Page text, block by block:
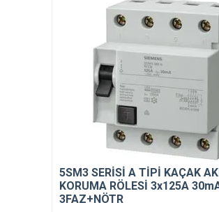
5SM3 SERİSİ A TİPİ KAÇAK
KORUMA RÖLESİ 3x125A
3FAZ+NÖTR